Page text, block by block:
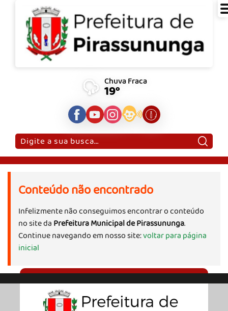
Chuva Fraca
19°
Pesquisar:
Conteúdo não encontrado
Infelizmente não conseguimos encontrar o conteúdo
no site da Prefeitura Municipal de Pirassununga.
Continue navegando em nosso site:voltar para página
inicial